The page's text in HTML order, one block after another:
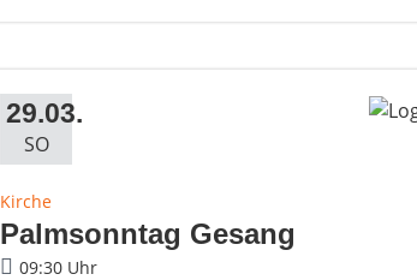
29.03.
SO
Kirche
Palmsonntag Gesang
09:30 Uhr